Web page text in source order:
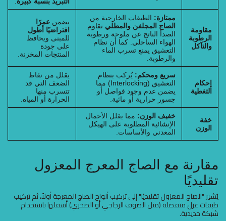
مقاومة
الرطوبة
والتآكل
ممتازة: الطبقات الخارجية من
الصاج المجلفن والمطليتقاوم
الصدأ الناتج عن ملوحة ورطوبة
الهواء الساحلي. كما أن نظام
التعشيق يمنع تسرب الماء
والرطوبة.
يضمنعمرًا
افتراضيًا أطول
للمبنى ويحافظ
على جودة
المنتجات المخزنة.
إحكام
التغطية
سريع ومحكم:يُركب بنظام
التعشيق (Interlocking) مما
يضمن عدم وجود فواصل أو
جسور حرارية أو مائية.
يقلل من نقاط
الضعف التي قد
تتسرب منها
الحرارة أو المياه.
خفة
الوزن
خفيف الوزن: مما يقلل الأحمال
الإنشائية المطلوبة على الهيكل
المعدني والأساسات.
مقارنة مع الصاج المعرج المعزول
تقليديًا
يُشير "الصاج المعزول تقليديًا" إلى تركيب ألواح الصاج المعرجة أولاً، ثم تركيب
طبقات عزل منفصلة (مثل الصوف الزجاجي أو الصخري) أسفلها باستخدام
شبكة حديدية.